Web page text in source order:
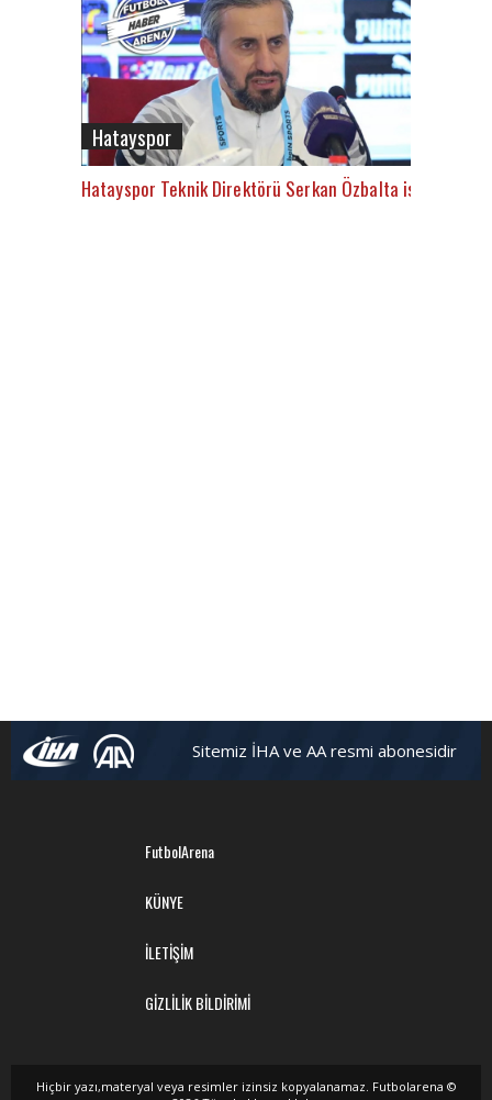
Hatayspor
Hatayspor Teknik Direktörü Serkan Özbalta istifa etti
Sitemiz İHA ve AA resmi abonesidir
FutbolArena
KÜNYE
İLETİŞİM
GİZLİLİK BİLDİRİMİ
Hiçbir yazı,materyal veya resimler izinsiz kopyalanamaz. Futbolarena ©